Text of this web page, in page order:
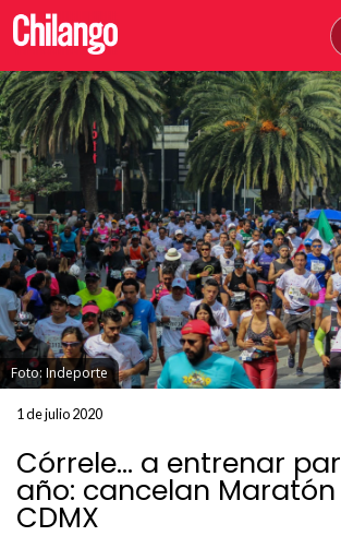
Foto: Indeporte
1 de julio 2020
Córrele... a entrenar
año: cancelan
CDMX